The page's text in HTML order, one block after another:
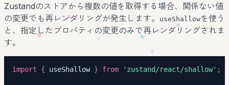
Zustandのストアから複数の値を取得する場合、関係ない値
の変更でも再レンダリングが発生します。
useShallowを使う
と、指定したプロパティの変更のみで再レンダリングされま
す。
import { useShallow } from 'zustand/react/shallow' ;